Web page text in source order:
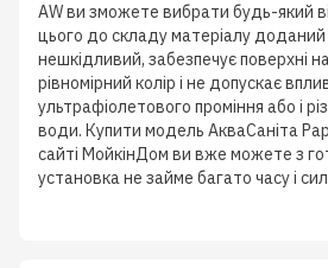
AW ви зможете вибрати будь-який
цього до складу матеріалу
нешкідливий, забезпечує поверхні
рівномірний колір і не допускає
ультрафіолетового проміння або і
води. Купити модель АкваСаніта
сайті МойкінДом ви вже можете з
установка не займе багато часу і